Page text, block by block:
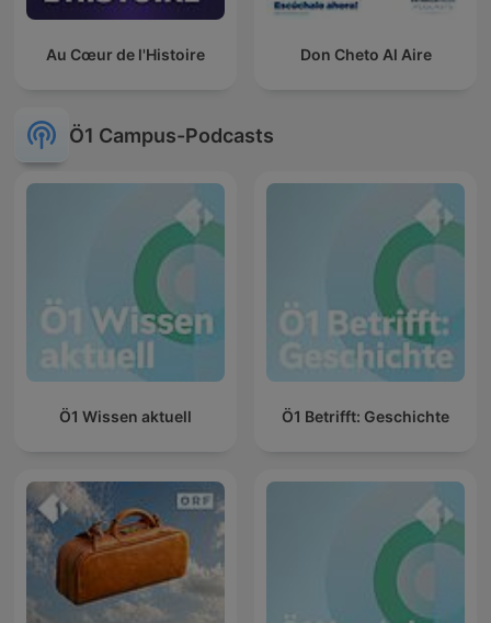
Au Cœur de l'Histoire Don Cheto Al Aire
Ö1 Campus-Podcasts
Ö1 Wissen aktuell Ö1 Betrifft: Geschichte